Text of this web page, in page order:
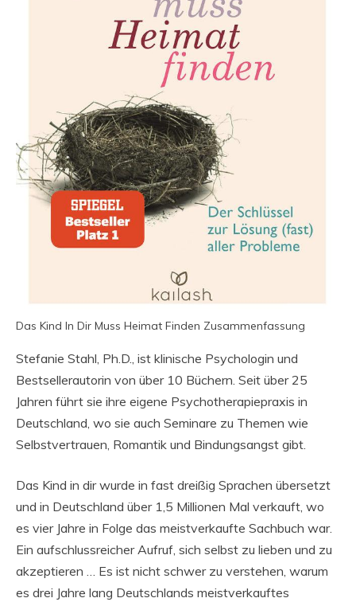
Das Kind In Dir Muss Heimat Finden Zusammenfassung
Stefanie Stahl, Ph.D., ist klinische Psychologin und
Bestsellerautorin von über 10 Büchern. Seit über 25
Jahren führt sie ihre eigene Psychotherapiepraxis in
Deutschland, wo sie auch Seminare zu Themen wie
Selbstvertrauen, Romantik und Bindungsangst gibt.
Das Kind in dir wurde in fast dreißig Sprachen übersetzt
und in Deutschland über 1,5 Millionen Mal verkauft, wo
es vier Jahre in Folge das meistverkaufte Sachbuch war.
Ein aufschlussreicher Aufruf, sich selbst zu lieben und zu
akzeptieren … Es ist nicht schwer zu verstehen, warum
es drei Jahre lang Deutschlands meistverkauftes